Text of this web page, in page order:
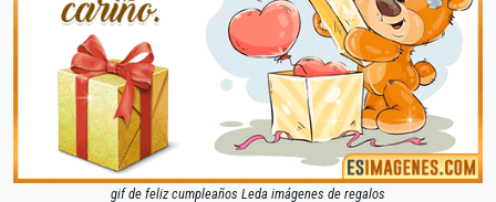
gif de feliz cumpleaños Leda imágenes de regalos